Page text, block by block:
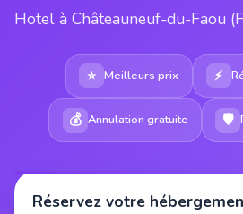
Hotel à Châteauneuf-du-Faou
⭐ Meilleurs prix ⚡
💰 Annulation gratuite 🛡
Réservez votre